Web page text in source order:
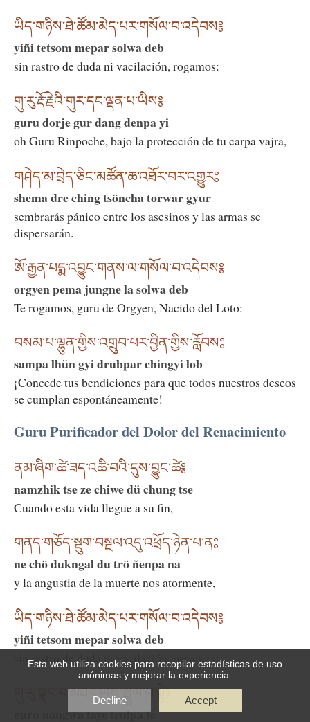
ཡིད་གཉིས་ཐེ་ཚོམ་མེད་པར་གསོལ་བ་འདེབས༔
yiñi tetsom mepar solwa deb
sin rastro de duda ni vacilación, rogamos:
གུ་རུ་རྡོ་རྗེའི་གུར་དང་ལྡན་པ་ཡིས༔
guru dorje gur dang denpa yi
oh Guru Rinpoche, bajo la protección de tu carpa vajra,
གཤེད་མ་བྲེད་ཅིང་མཚོན་ཆ་འཐོར་བར་འགྱུར༔
shema dre ching tsöncha torwar gyur
sembrarás pánico entre los asesinos y las armas se
dispersarán.
ཨོ་རྒྱན་པདྨ་འབྱུང་གནས་ལ་གསོལ་བ་འདེབས༔
orgyen pema jungne la solwa deb
Te rogamos, guru de Orgyen, Nacido del Loto:
བསམ་པ་ལྷུན་གྱིས་འགྲུབ་པར་བྱིན་གྱིས་རློབས༔
sampa lhün gyi drubpar chingyi lob
¡Concede tus bendiciones para que todos nuestros deseos
se cumplan espontáneamente!
Guru Purificador del Dolor del Renacimiento
ནམ་ཞིག་ཚེ་ཟད་འཆི་བའི་དུས་བྱུང་ཚེ༔
namzhik tse ze chiwe dü chung tse
Cuando esta vida llegue a su fin,
གནད་གཅོད་སྡུག་བསྔལ་འདུ་འཕྲོད་ཉེན་པ་ན༔
ne chö dukngal du trö ñenpa na
y la angustia de la muerte nos atormente,
ཡིད་གཉིས་ཐེ་ཚོམ་མེད་པར་གསོལ་བ་འདེབས༔
yiñi tetsom mepar solwa deb
sin rastro de duda ni vacilación, rogamos:
གུ་རུ་སྣང་བ་མཐའ་ཡས་སྤྲུལ་པ་སྟེ༔
guru nangwa taye trulpa te
Esta web utiliza cookies para recopilar estadísticas de uso
anónimas y mejorar la experiencia.
Decline Accept